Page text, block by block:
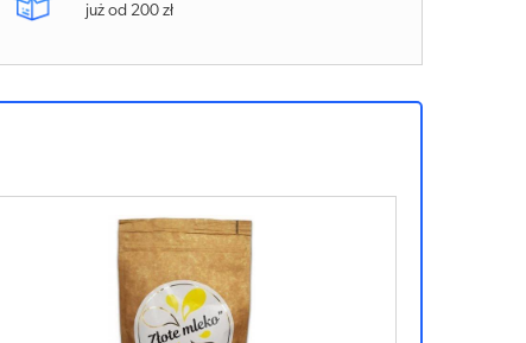
już od 200 zł